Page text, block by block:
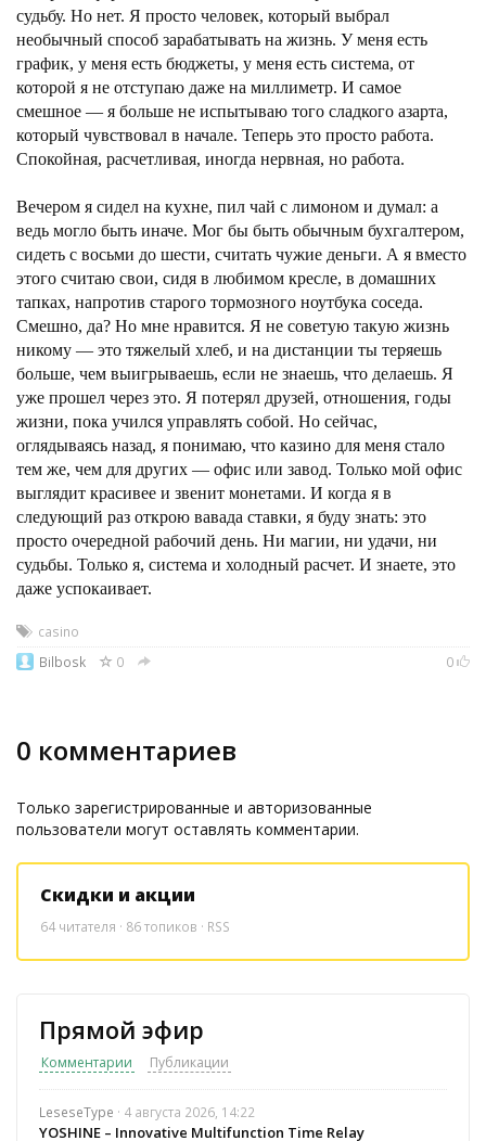
судьбу. Но нет. Я просто человек, который выбрал
необычный способ зарабатывать на жизнь. У меня есть
график, у меня есть бюджеты, у меня есть система, от
которой я не отступаю даже на миллиметр. И самое
смешное — я больше не испытываю того сладкого азарта,
который чувствовал в начале. Теперь это просто работа.
Спокойная, расчетливая, иногда нервная, но работа.
Вечером я сидел на кухне, пил чай с лимоном и думал: а
ведь могло быть иначе. Мог бы быть обычным бухгалтером,
сидеть с восьми до шести, считать чужие деньги. А я вместо
этого считаю свои, сидя в любимом кресле, в домашних
тапках, напротив старого тормозного ноутбука соседа.
Смешно, да? Но мне нравится. Я не советую такую жизнь
никому — это тяжелый хлеб, и на дистанции ты теряешь
больше, чем выигрываешь, если не знаешь, что делаешь. Я
уже прошел через это. Я потерял друзей, отношения, годы
жизни, пока учился управлять собой. Но сейчас,
оглядываясь назад, я понимаю, что казино для меня стало
тем же, чем для других — офис или завод. Только мой офис
выглядит красивее и звенит монетами. И когда я в
следующий раз открою вавада ставки, я буду знать: это
просто очередной рабочий день. Ни магии, ни удачи, ни
судьбы. Только я, система и холодный расчет. И знаете, это
даже успокаивает.
casino
Bilbosk
0 0
0 комментариев
Только зарегистрированные и авторизованные
пользователи могут оставлять комментарии.
Скидки и акции
64 читателя · 86 топиков · RSS
Прямой эфир
Комментарии Публикации
LeseseType · 4 августа 2026, 14:22
YOSHINE – Innovative Multifunction Time Relay